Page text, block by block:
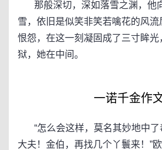
那般深切，深如落雪之渊，他
雪，依旧是似笑非笑若噙花的风
恨怨，在这一刻凝固成了三寸眸
狱，她在中间。
一诺千金作
“怎么会这样，莫名其妙地中了
大夫！金伯，再找几个丫鬟来！”